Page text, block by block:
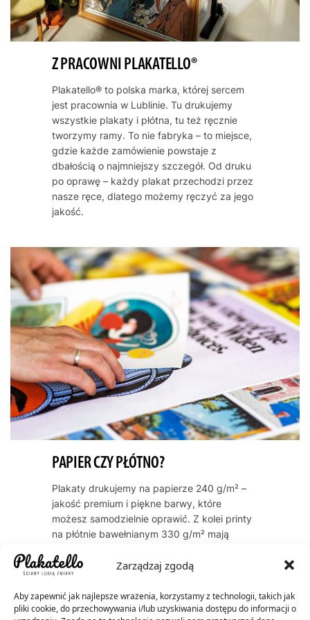
Zarządzaj zgodą
Aby zapewnić jak najlepsze wrażenia, korzystamy z technologii, takich jak
pliki cookie, do przechowywania i/lub uzyskiwania dostępu do informacji o
Z PRACOWNI PLAKATELLO®
Plakatello® to polska marka, której sercem
jest pracownia w Lublinie. Tu drukujemy
wszystkie plakaty i płótna, tu też ręcznie
tworzymy ramy. To nie fabryka – to miejsce,
gdzie każde zamówienie powstaje z
dbałością o najmniejszy szczegół. Od druku
po oprawę – każdy plakat przechodzi przez
nasze ręce, dlatego możemy ręczyć za jego
jakość.
PAPIER CZY PŁÓTNO?
Plakaty drukujemy na papierze 240 g/m² –
jakość premium i piękne barwy, które
możesz samodzielnie oprawić. Z kolei printy
na płótnie bawełnianym 330 g/m² mają
dostarczamy je oprawione w ramę. Oba
warianty cechują się trwałością kolorów
przez dekady – do 60 lat dla plakatów, do
200 lat dla płócien.